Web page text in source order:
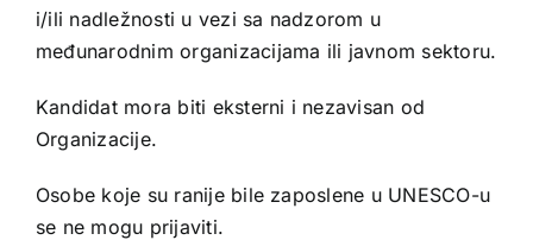
i/ili nadležnosti u vezi sa nadzorom u
međunarodnim organizacijama ili javnom sektoru.
Kandidat mora biti eksterni i nezavisan od
Organizacije.
Osobe koje su ranije bile zaposlene u UNESCO-u
se ne mogu prijaviti.